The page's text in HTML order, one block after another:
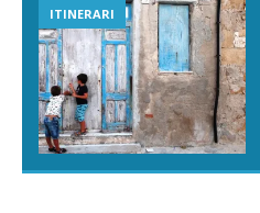
ITINERARI